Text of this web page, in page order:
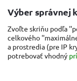
Výber správnej
Zvoľte skriňu podľa
celkového
a prostredia (pre IP
potrebovať vhodný